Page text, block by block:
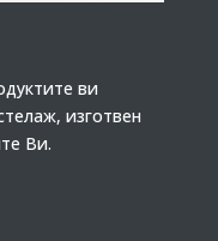
ви
изготвен
Ви.